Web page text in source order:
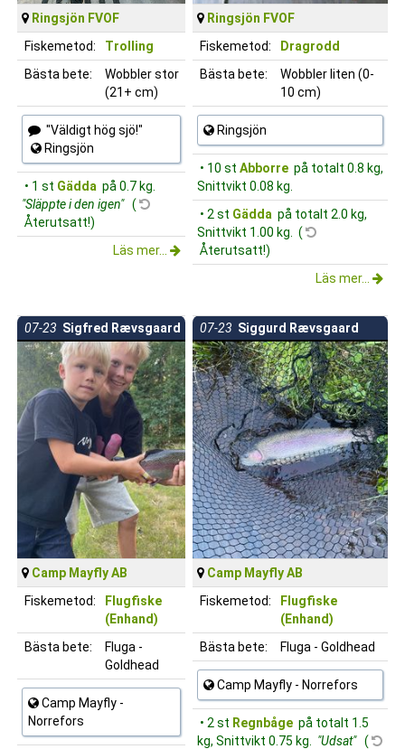
Ringsjön FVOF
Fiskemetod:
Trolling
Bästa bete:
Wobbler stor
(21+ cm)
"Väldigt hög sjö!"
Ringsjön
• 1 st Gädda på 0.7 kg.
"Släppte i den igen" (
Återutsatt!)
Läs mer...
Ringsjön FVOF
Fiskemetod:
Dragrodd
Bästa bete:
Wobbler liten (0-
10 cm)
Ringsjön
• 10 st Abborre på totalt 0.8 kg,
Snittvikt 0.08 kg.
• 2 st Gädda på totalt 2.0 kg,
Snittvikt 1.00 kg. (
Återutsatt!)
Läs mer...
07-23 Sigfred Rævsgaard
Camp Mayfly AB
Fiskemetod:
Flugfiske
(Enhand)
Bästa bete:
Fluga -
Goldhead
Camp Mayfly -
Norrefors
07-23 Siggurd Rævsgaard
Camp Mayfly AB
Fiskemetod:
Flugfiske
(Enhand)
Bästa bete:
Fluga - Goldhead
Camp Mayfly - Norrefors
• 2 st Regnbåge på totalt 1.5
kg, Snittvikt 0.75 kg.
"Udsat" (